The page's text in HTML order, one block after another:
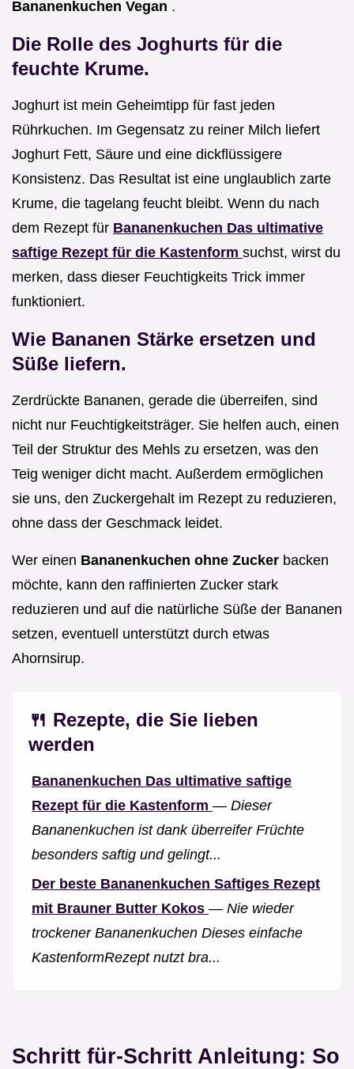
Bananenkuchen Vegan .
Die Rolle des Joghurts für die
feuchte Krume.
Joghurt ist mein Geheimtipp für fast jeden
Rührkuchen. Im Gegensatz zu reiner Milch liefert
Joghurt Fett, Säure und eine dickflüssigere
Konsistenz. Das Resultat ist eine unglaublich zarte
Krume, die tagelang feucht bleibt. Wenn du nach
dem Rezept für Bananenkuchen Das ultimative
saftige Rezept für die Kastenform suchst, wirst du
merken, dass dieser Feuchtigkeits Trick immer
funktioniert.
Wie Bananen Stärke ersetzen und
Süße liefern.
Zerdrückte Bananen, gerade die überreifen, sind
nicht nur Feuchtigkeitsträger. Sie helfen auch, einen
Teil der Struktur des Mehls zu ersetzen, was den
Teig weniger dicht macht. Außerdem ermöglichen
sie uns, den Zuckergehalt im Rezept zu reduzieren,
ohne dass der Geschmack leidet.
Wer einen Bananenkuchen ohne Zucker backen
möchte, kann den raffinierten Zucker stark
reduzieren und auf die natürliche Süße der Bananen
setzen, eventuell unterstützt durch etwas
Ahornsirup.
🍴 Rezepte, die Sie lieben
werden
Bananenkuchen Das ultimative saftige
Rezept für die Kastenform — Dieser
Bananenkuchen ist dank überreifer Früchte
besonders saftig und gelingt...
Der beste Bananenkuchen Saftiges Rezept
mit Brauner Butter Kokos — Nie wieder
trockener Bananenkuchen Dieses einfache
KastenformRezept nutzt bra...
Schritt für-Schritt Anleitung: So